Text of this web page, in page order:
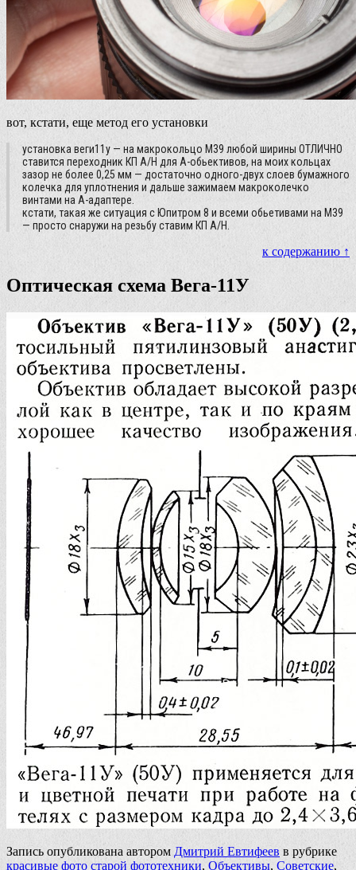
вот, кстати, еще метод его установки
установка веги11у — на макрокольцо М39 любой ширины ОТЛИЧНО
ставится переходник КП А/Н для А-обьективов, на моих кольцах
зазор не более 0,25 мм — достаточно одного-двух слоев бумажного
колечка для уплотнения и дальше зажимаем макроколечко
винтами на А-адаптере.
кстати, такая же ситуация с Юпитром 8 и всеми обьетивами на М39
— просто снаружи на резьбу ставим КП А/Н.
к содержанию ↑
Оптическая схема Вега-11У
Запись опубликована автором Дмитрий Евтифеев в рубрике
красивые фото старой фототехники, Объективы, Советские,